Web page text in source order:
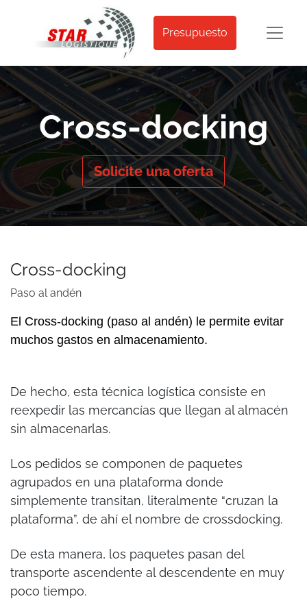
Presupuesto
Cross-docking
Solicite una oferta
Cross-docking
Paso al andén
El Cross-docking (paso al andén) le permite evitar
muchos gastos en almacenamiento.
De hecho, esta técnica logística consiste en
reexpedir las mercancías que llegan al almacén
sin almacenarlas.
Los pedidos se componen de paquetes
agrupados en una plataforma donde
simplemente transitan, literalmente “cruzan la
plataforma”, de ahí el nombre de crossdocking.
De esta manera, los paquetes pasan del
transporte ascendente al descendente en muy
poco tiempo.